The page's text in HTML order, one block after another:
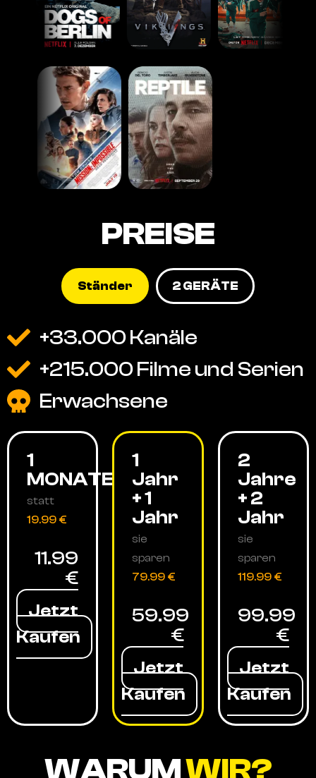
PREISE
Ständer 2 GERÄTE
+33.000 Kanäle
+215.000 Filme und Serien
Erwachsene
1
MONATE
statt
19.99 €
11.99
€
Jetzt
Kaufen
1
Jahr
+ 1
Jahr
sie
sparen
79.99 €
59.99
€
Jetzt
Kaufen
2
Jahre
+ 2
Jahr
sie
sparen
119.99 €
99.99
€
Jetzt
Kaufen
WARUMWIR?